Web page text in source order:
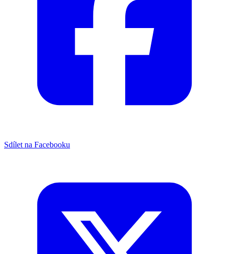
Sdílet na Facebooku